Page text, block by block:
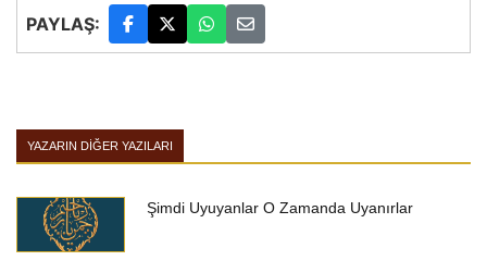
PAYLAŞ:
YAZARIN DIĞER YAZILARI
Şimdi Uyuyanlar O Zamanda Uyanırlar